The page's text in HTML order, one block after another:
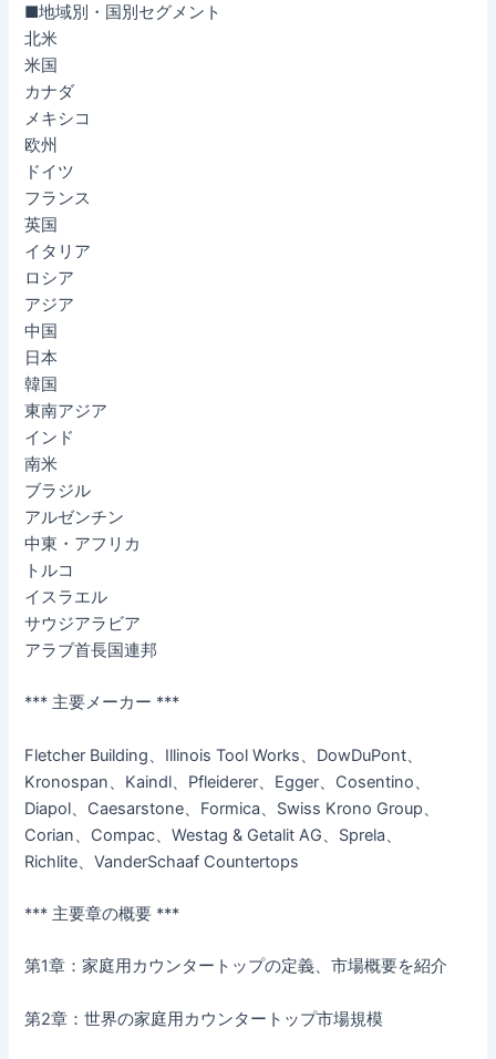
■地域別・国別セグメント
北米
米国
カナダ
メキシコ
欧州
ドイツ
フランス
英国
イタリア
ロシア
アジア
中国
日本
韓国
東南アジア
インド
南米
ブラジル
アルゼンチン
中東・アフリカ
トルコ
イスラエル
サウジアラビア
アラブ首長国連邦
*** 主要メーカー ***
Fletcher Building、Illinois Tool Works、DowDuPont、
Kronospan、Kaindl、Pfleiderer、Egger、Cosentino、
Diapol、Caesarstone、Formica、Swiss Krono Group、
Corian、Compac、Westag & Getalit AG、Sprela、
Richlite、VanderSchaaf Countertops
*** 主要章の概要 ***
第1章：家庭用カウンタートップの定義、市場概要を紹介
第2章：世界の家庭用カウンタートップ市場規模